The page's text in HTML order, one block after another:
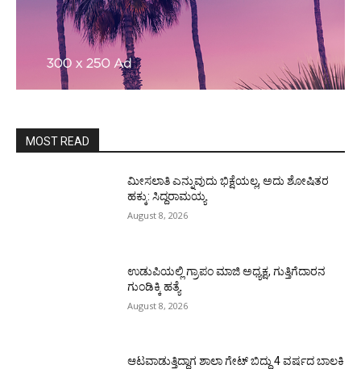
MOST READ
ಮೀಸಲಾತಿ ಎನ್ನುವುದು ಭಿಕ್ಷೆಯಲ್ಲ, ಅದು ಶೋಷಿತರ
ಹಕ್ಕು: ಸಿದ್ದರಾಮಯ್ಯ
August 8, 2026
ಉಡುಪಿಯಲ್ಲಿ ಗ್ರಾಪಂ ಮಾಜಿ ಅಧ್ಯಕ್ಷ, ಗುತ್ತಿಗೆದಾರನ
ಗುಂಡಿಕ್ಕಿ ಹತ್ಯೆ
August 8, 2026
ಆಟವಾಡುತ್ತಿದ್ದಾಗ ಶಾಲಾ ಗೇಟ್‌ ಬಿದ್ದು 4 ವರ್ಷದ ಬಾಲಕಿ